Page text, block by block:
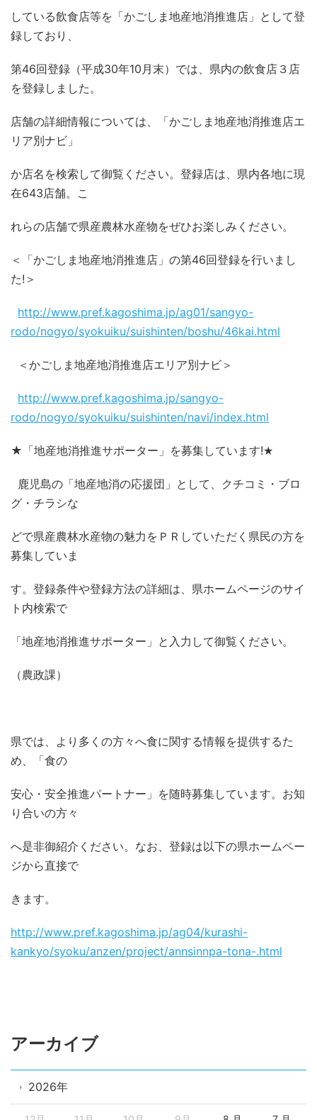
している飲食店等を「かごしま地産地消推進店」として登
録しており、
第46回登録（平成30年10月末）では、県内の飲食店３店
を登録しました。
店舗の詳細情報については、「かごしま地産地消推進店エ
リア別ナビ」
か店名を検索して御覧ください。登録店は、県内各地に現
在643店舗。こ
れらの店舗で県産農林水産物をぜひお楽しみください。
＜「かごしま地産地消推進店」の第46回登録を行いまし
た! ＞
http://www.pref.kagoshima.jp/ag01/sangyo-
rodo/nogyo/syokuiku/suishinten/boshu/46kai.html
＜かごしま地産地消推進店エリア別ナビ＞
http://www.pref.kagoshima.jp/sangyo-
rodo/nogyo/syokuiku/suishinten/navi/index.html
★「地産地消推進サポーター」を募集しています!★
鹿児島の「地産地消の応援団」として、クチコミ・ブロ
グ・チラシな
どで県産農林水産物の魅力をＰＲしていただく県民の方を
募集していま
す。登録条件や登録方法の詳細は、県ホームページのサイ
ト内検索で
「地産地消推進サポーター」と入力して御覧ください。
（農政課）
県では、より多くの方々へ食に関する情報を提供するた
め、「食の
安心・安全推進パートナー」を随時募集しています。お知
り合いの方々
へ是非御紹介ください。なお、登録は以下の県ホームペー
ジから直接で
きます。
http://www.pref.kagoshima.jp/ag04/kurashi-
kankyo/syoku/anzen/project/annsinnpa-tona-.html
アーカイブ
2026年